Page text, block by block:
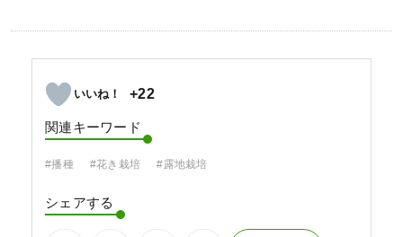
+22
関連キーワード
#播種 #花き栽培 #露地栽培
シェアする